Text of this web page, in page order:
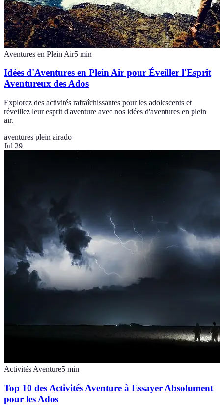
Aventures en Plein Air5 min
Idées d'Aventures en Plein Air pour Éveiller l'Esprit
Aventureux des Ados
Explorez des activités rafraîchissantes pour les adolescents et
réveillez leur esprit d'aventure avec nos idées d'aventures en plein
air.
aventures plein airado
Jul 29
Activités Aventure5 min
Top 10 des Activités Aventure à Essayer Absolument
pour les Ados